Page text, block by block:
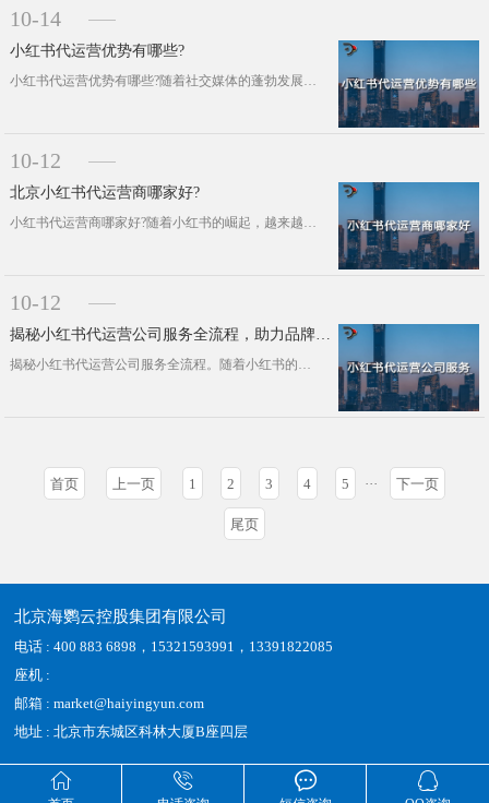
   
10-14
小红书代运营优势有哪些?
小红书代运营优势有哪些?随着社交媒体的蓬勃发展，小红书已跃升为众多品牌竞相追逐的营销重镇。对于众多企业而言，携手一支专业的小红···
10-12
北京小红书代运营商哪家好?
小红书代运营商哪家好?随着小红书的崛起，越来越多的品牌和企业开始认识到这一平台的重要性，纷纷寻求专业的小红书代运营商来助力品牌···
10-12
揭秘小红书代运营公司服务全流程。随着小红书的火爆，越来越多的品牌开始重视这一新兴营销渠道。然而，对于很多企业来说，如何高效运营···
首页 上一页 1 2 3 4 5 ··· 下一页
尾页
北京海鹦云控股集团有限公司
电话 : 400 883 6898，15321593991，13391822085
座机 :
邮箱 : market@haiyingyun.com
地址 : 北京市东城区科林大厦B座四层